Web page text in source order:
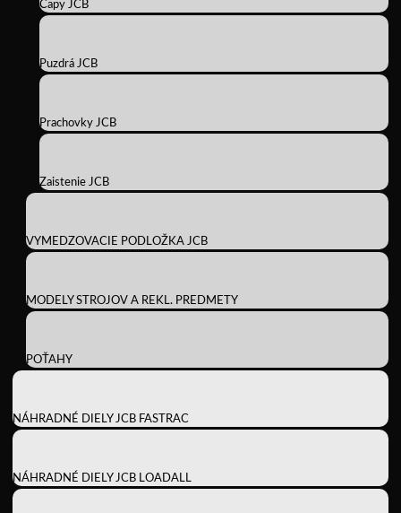
Čapy JCB
Puzdrá JCB
Prachovky JCB
Zaistenie JCB
VYMEDZOVACIE PODLOŽKA JCB
MODELY STROJOV A REKL. PREDMETY
POŤAHY
NÁHRADNÉ DIELY JCB FASTRAC
NÁHRADNÉ DIELY JCB LOADALL